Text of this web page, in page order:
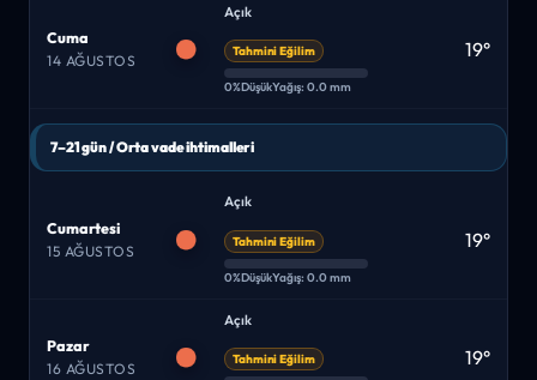
Cuma
14 AĞUSTOS
Açık
Tahmini Eğilim
0%DüşükYağış: 0.0 mm
19°
7–21 gün / Orta vade ihtimalleri
Cumartesi
15 AĞUSTOS
Açık
Tahmini Eğilim
0%DüşükYağış: 0.0 mm
19°
Pazar
16 AĞUSTOS
Açık
Tahmini Eğilim 19°